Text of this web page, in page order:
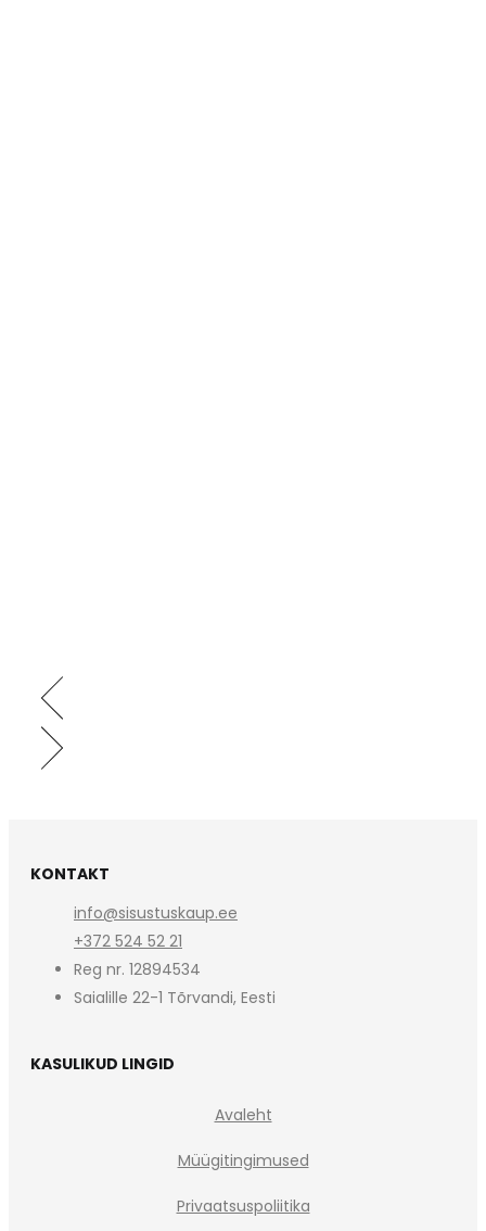
KONTAKT
info@sisustuskaup.ee
+372 524 52 21
Reg nr. 12894534
Saialille 22-1 Tõrvandi, Eesti
KASULIKUD LINGID
Avaleht
Müügitingimused
Privaatsuspoliitika